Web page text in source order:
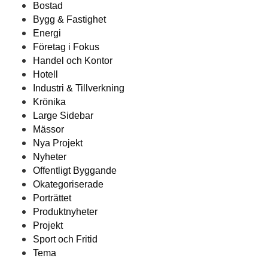
Bostad
Bygg & Fastighet
Energi
Företag i Fokus
Handel och Kontor
Hotell
Industri & Tillverkning
Krönika
Large Sidebar
Mässor
Nya Projekt
Nyheter
Offentligt Byggande
Okategoriserade
Porträttet
Produktnyheter
Projekt
Sport och Fritid
Tema